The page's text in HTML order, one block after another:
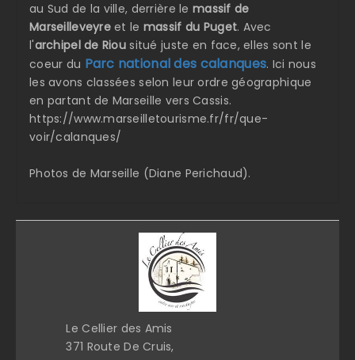
au Sud de la ville, derrière le massif de
Marseilleveyreet le massif du Puget. Avec
l'archipel de Riou situé juste en face, elles sont le
coeur du Parc national des calanques. Ici nous
les avons classées selon leur ordre géographique
en partant de Marseille vers Cassis.
https://www.marseilletourisme.fr/fr/que-
voir/calanques/
Photos de Marseille (Diane Perichaud).
Le Cellier des Amis
371 Route De Cruis,